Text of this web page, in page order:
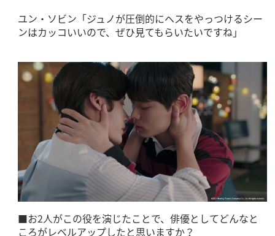
ユン・ソビン「ジュノが圧倒的にヘスをやっつけるシー
ンはカッコいいので、ぜひ見てもらいたいですね」
■お2人がこの役を演じたことで、俳優としてどんなと
ころがレベルアップしたと思いますか？